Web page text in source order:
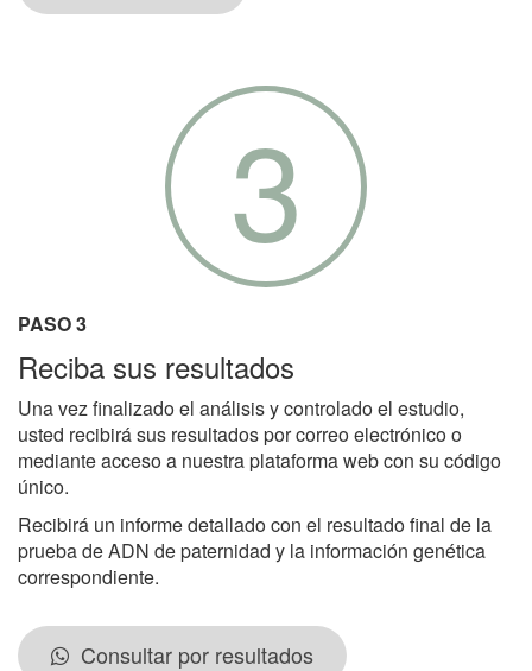
3
PASO 3
Reciba sus resultados
Una vez finalizado el análisis y controlado el estudio,
usted recibirá sus resultados por correo electrónico o
mediante acceso a nuestra plataforma web con su código
único.
Recibirá un informe detallado con el resultado final de la
prueba de ADN de paternidad y la información genética
correspondiente.
Consultar por resultados